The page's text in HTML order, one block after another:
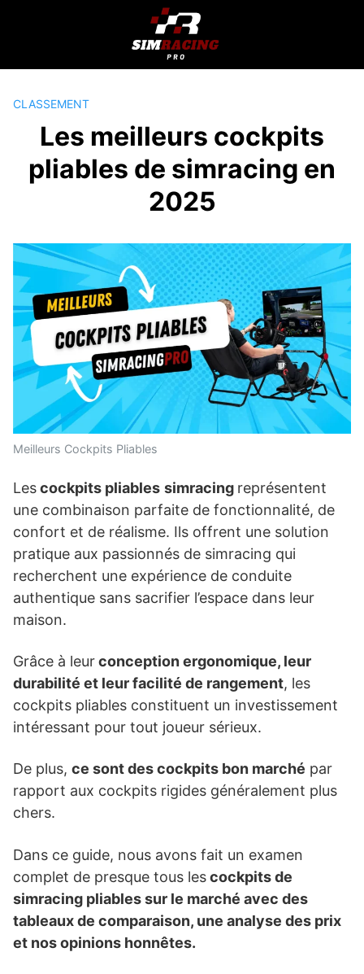
CLASSEMENT
Les meilleurs cockpits
pliables de simracing en
2025
Meilleurs Cockpits Pliables
Lescockpits pliables simracing représentent
une combinaison parfaite de fonctionnalité, de
confort et de réalisme. Ils offrent une solution
pratique aux passionnés de simracing qui
recherchent une expérience de conduite
authentique sans sacrifier l’espace dans leur
maison.
Grâce à leurconception ergonomique, leur
durabilité et leur facilité de rangement, les
cockpits pliables constituent un investissement
intéressant pour tout joueur sérieux.
De plus, ce sont des cockpits bon marché par
rapport aux cockpits rigides généralement plus
chers.
Dans ce guide, nous avons fait un examen
complet de presque tous lescockpits de
simracing pliables sur le marché avec des
tableaux de comparaison, une analyse des prix
et nos opinions honnêtes.